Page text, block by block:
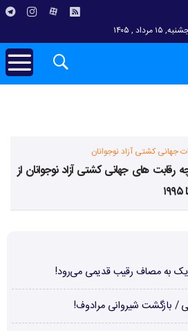
۱۵ مرداد , ۱۴۰۵
جهانی کشتی آزاد نوجوانان
رقابت های جهانی کشتی آزاد نوجوانان از
به مصاف رقیب قدیمی می‌رود!
/ بازگشت شیروانی مرادوف!